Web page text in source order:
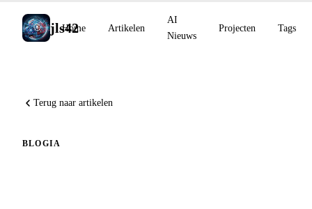
jls42
Home Artikelen
AI
Nieuws
Projecten Tags
Terug naar artikelen
BLOGIA